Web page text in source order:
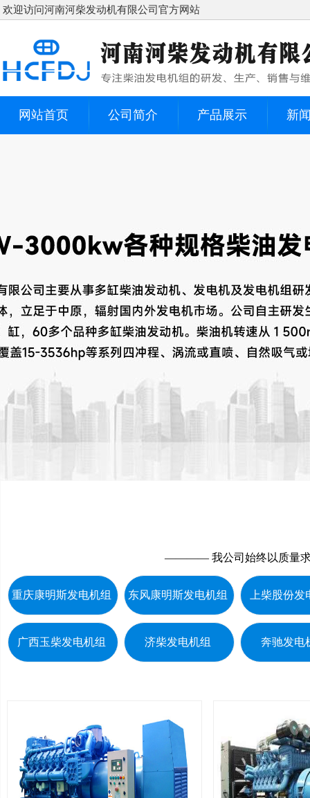
欢迎访问河南河柴发动机有限公司官方网站
网站首页 公司简介 产品展示 新
———— 我公司始终以质量求
重庆康明斯发电机组 东风康明斯发电机组 上柴股份发
广西玉柴发电机组 济柴发电机组 奔驰发电